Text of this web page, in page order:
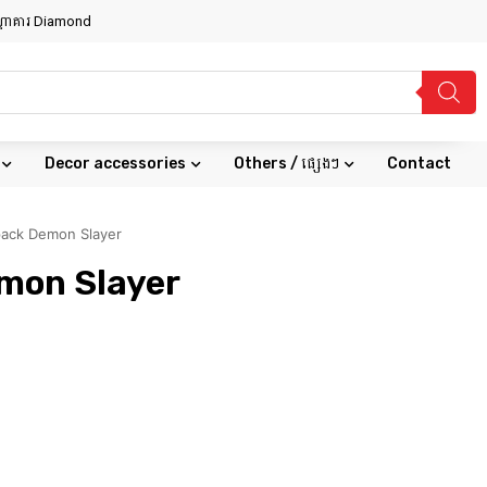
គារ Diamond
Decor accessories Others / ផ្សេងៗ Contact
Demon Slayer
Slayer